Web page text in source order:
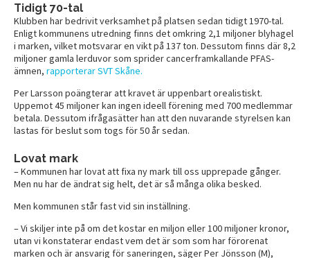
Tidigt 70-tal
Klubben har bedrivit verksamhet på platsen sedan tidigt 1970-tal.
Enligt kommunens utredning finns det omkring 2,1 miljoner blyhagel
i marken, vilket motsvarar en vikt på 137 ton. Dessutom finns där 8,2
miljoner gamla lerduvor som sprider cancerframkallande PFAS-
ämnen, rapporterar SVT Skåne.
Per Larsson poängterar att kravet är uppenbart orealistiskt.
Uppemot 45 miljoner kan ingen ideell förening med 700 medlemmar
betala. Dessutom ifrågasätter han att den nuvarande styrelsen kan
lastas för beslut som togs för 50 år sedan.
Lovat mark
– Kommunen har lovat att fixa ny mark till oss upprepade gånger.
Men nu har de ändrat sig helt, det är så många olika besked.
Men kommunen står fast vid sin inställning.
– Vi skiljer inte på om det kostar en miljon eller 100 miljoner kronor,
utan vi konstaterar endast vem det är som som har förorenat
marken och är ansvarig för saneringen, säger Per Jönsson (M),